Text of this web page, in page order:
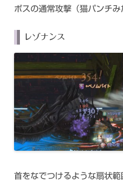
ボスの通常攻撃（猫パンチみ
レゾナンス
首をなでつけるような扇状